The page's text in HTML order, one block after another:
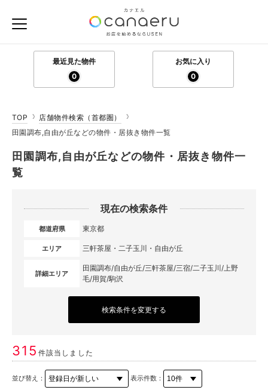
最近見た物件
0
お気に入り
0
TOP
店舗物件検索（首都圏）
田園調布,自由が丘などの物件・居抜き物件一覧
田園調布,自由が丘などの物件・居抜き物件一
覧
現在の検索条件
都道府県 東京都
エリア 三軒茶屋・二子玉川・自由が丘
詳細エリア
田園調布/自由が丘/三軒茶屋/三宿/二子玉川/上野
毛/用賀/駒沢
検索条件を変更する
315 件該当しました
並び替え： 表示件数：